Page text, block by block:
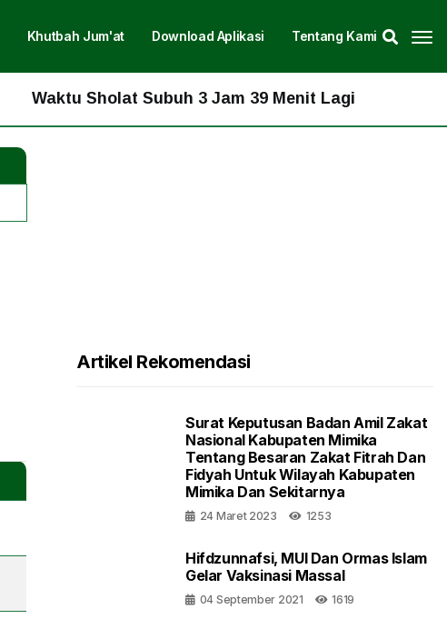
Khutbah Jum'at Download Aplikasi Tentang Kami
Waktu Sholat Subuh 3 Jam 39 Menit Lagi
Artikel Rekomendasi
Surat Keputusan Badan Amil Zakat
Nasional Kabupaten Mimika
Tentang Besaran Zakat Fitrah Dan
Fidyah Untuk Wilayah Kabupaten
Mimika Dan Sekitarnya
24 Maret 2023 1253
Hifdzunnafsi, MUI Dan Ormas Islam
Gelar Vaksinasi Massal
04 September 2021 1619